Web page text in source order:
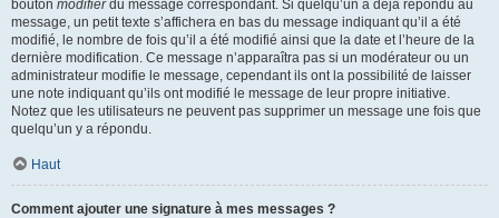
bouton modifierdu message correspondant. Si quelqu’un a déjà répondu au
message, un petit texte s’affichera en bas du message indiquant qu’il a été
modifié, le nombre de fois qu’il a été modifié ainsi que la date et l’heure de la
dernière modification. Ce message n’apparaîtra pas si un modérateur ou un
administrateur modifie le message, cependant ils ont la possibilité de laisser
une note indiquant qu’ils ont modifié le message de leur propre initiative.
Notez que les utilisateurs ne peuvent pas supprimer un message une fois que
quelqu’un y a répondu.
Haut
Comment ajouter une signature à mes messages ?